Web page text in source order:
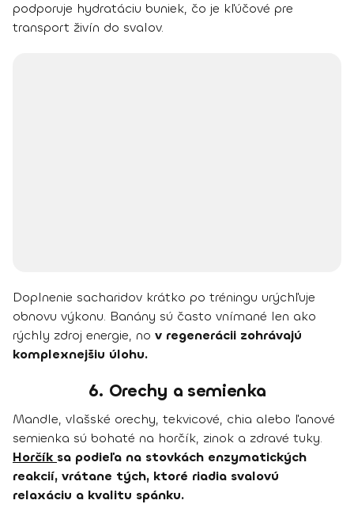
podporuje hydratáciu buniek, čo je kľúčové pre
transport živín do svalov.
Doplnenie sacharidov krátko po tréningu urýchľuje
obnovu výkonu. Banány sú často vnímané len ako
rýchly zdroj energie, no v regenerácii zohrávajú
komplexnejšiu úlohu.
6. Orechy a semienka
Mandle, vlašské orechy, tekvicové, chia alebo ľanové
semienka sú bohaté na horčík, zinok a zdravé tuky.
Horčík sa podieľa na stovkách enzymatických
reakcií, vrátane tých, ktoré riadia svalovú
relaxáciu a kvalitu spánku.